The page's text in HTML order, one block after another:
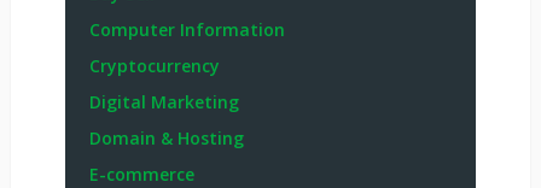
Computer Information
Cryptocurrency
Digital Marketing
Domain & Hosting
E-commerce